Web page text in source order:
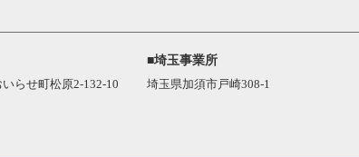
らせ町松原2-132-10
■埼玉事業所
埼玉県加須市戸崎308-1